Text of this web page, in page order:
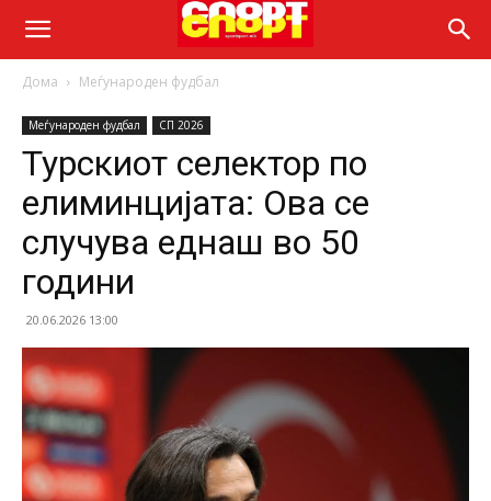
Дома Меѓународен фудбал
Меѓународен фудбал СП 2026
Турскиот селектор по
елиминцијата: Ова се
случува еднаш во 50
години
20.06.2026 13:00